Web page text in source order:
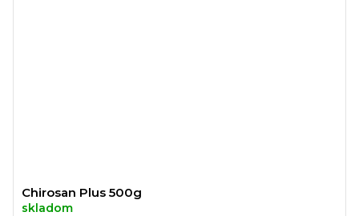
Chirosan Plus 500g
skladom